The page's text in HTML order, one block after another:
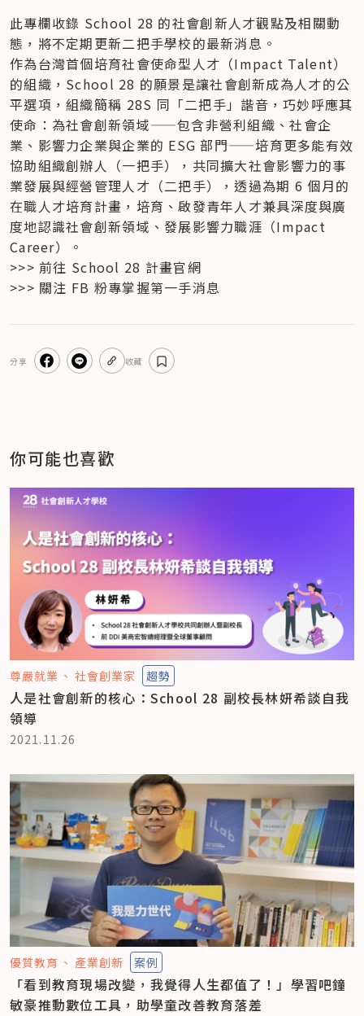
此專欄收錄 School 28 的社會創新人才觀點及相關動
態，將不定期更新二把手學校的最新消息。
作為台灣首個培育社會使命型人才（Impact Talent）
的組織，School 28 的願景是讓社會創新成為人才的公
平選項，組織簡稱 28S 同「二把手」諧音，巧妙呼應其
使命：為社會創新領域——包含非營利組織、社會企
業、影響力企業與企業的 ESG 部門——培育更多能有效
協助組織創辦人（一把手），共同擴大社會影響力的事
業發展與經營管理人才（二把手），透過為期 6 個月的
在職人才培育計畫，培育、啟發青年人才兼具深度與廣
度地認識社會創新領域、發展影響力職涯（Impact
Career）。
>>> 前往 School 28 計畫官網
>>> 關注 FB 粉專掌握第一手消息
分享 收藏
你可能也喜歡
尊嚴就業 社會創業家 趨勢
人是社會創新的核心：School 28 副校長林妍希談自我
領導
2021.11.26
優質教育 產業創新 案例
「看到教育現場改變，我覺得人生都值了！」學習吧鐘
敏豪推動數位工具，助學童改善教育落差